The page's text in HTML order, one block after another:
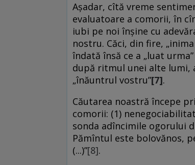
Așadar, cîtă vreme
evaluatoare a comorii, în
iubi pe noi înșine cu
nostru. Căci, din fire,
îndată însă ce a „luat
după ritmul unei alte lumi,
„înăuntrul vostru”[7].
Căutarea noastră începe
comorii: (1)
sonda adîncimile ogorului
Pămîntul este bolovănos,
(...)”[8].